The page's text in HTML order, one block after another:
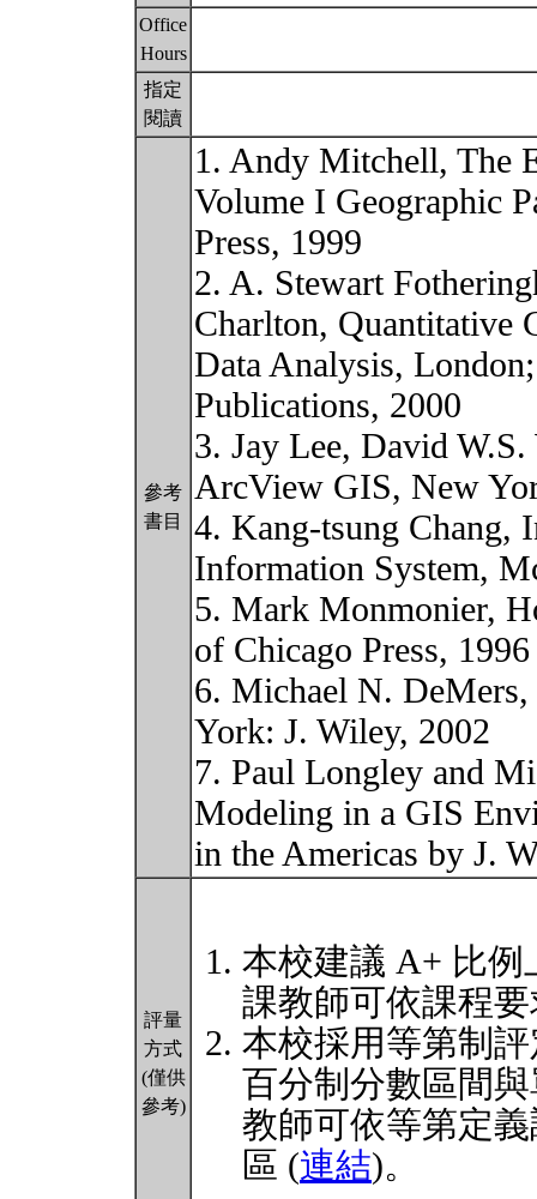
Office
Hours
指定
閱讀
參考
書目
1. Andy Mitchell, The
Volume I Geographic
Press, 1999
2. A. Stewart
Charlton, Quantitative
Data Analysis,
Publications, 2000
3. Jay Lee, David
ArcView GIS, New
4. Kang-tsung Chang,
Information System,
5. Mark Monmonier,
of Chicago Press, 1996
6. Michael N.
York: J. Wiley, 2002
7. Paul Longley and
Modeling in a GIS
in the Americas by J.
評量
方式
(僅供
參考)
本校建議 A+ 比例
課教師可依課程
本校採用等第制
百分制分數區間
教師可依等第定
區 (連結)。